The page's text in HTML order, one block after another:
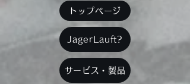
トップページ
JagerLauft?
サービス・製品